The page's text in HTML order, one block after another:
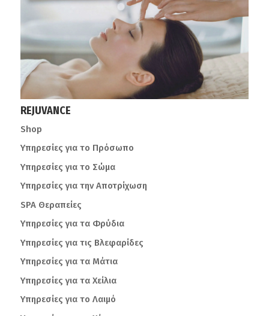
REJUVANCE
Shop
Υπηρεσίες για το Πρόσωπο
Υπηρεσίες για το Σώμα
Υπηρεσίες για την Αποτρίχωση
SPA Θεραπείες
Υπηρεσίες για τα Φρύδια
Υπηρεσίες για τις Βλεφαρίδες
Υπηρεσίες για τα Μάτια
Υπηρεσίες για τα Χείλια
Υπηρεσίες για το Λαιμό